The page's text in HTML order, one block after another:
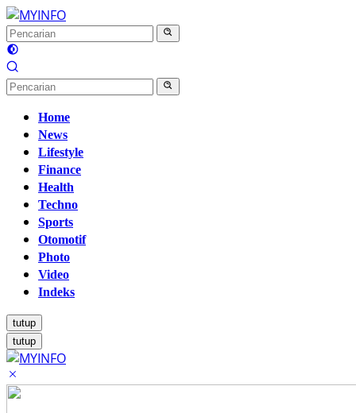
Langsung
ke
konten
Home
News
Lifestyle
Finance
Health
Techno
Sports
Otomotif
Photo
Video
Indeks
tutup
tutup